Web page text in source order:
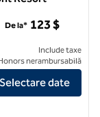
Beach
De la* 123 $
Include taxe
nerambursabilă
Selectare date